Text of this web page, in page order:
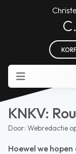
KNKV:
Door: Webredactie
Hoewel we